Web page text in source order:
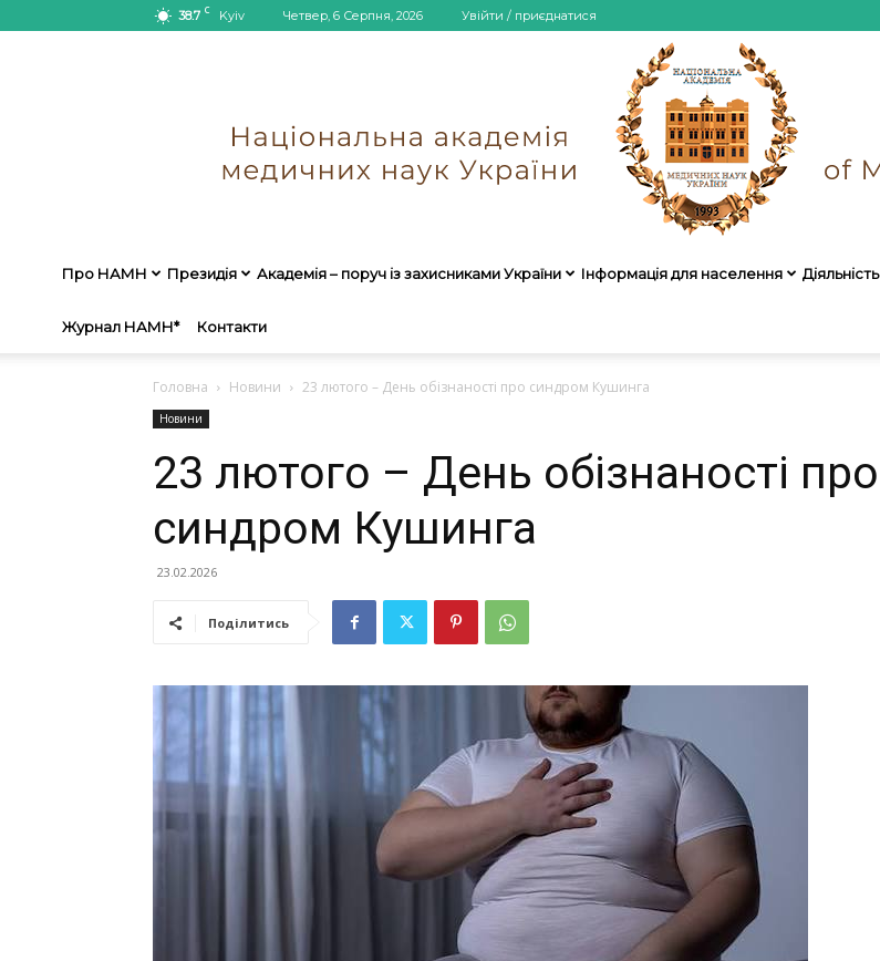
38.7 C Kyiv Четвер, 6 Серпня, 2026 Увійти / приєднатися
України
Про НАМН Президія Академія – поруч із захисниками України Інформація для населення Діяльність
Журнал НАМН* Контакти
Головна Новини 23 лютого – День обізнаності про синдром Кушинга
Новини
23 лютого – День обізнаності про
синдром Кушинга
23.02.2026
Поділитись